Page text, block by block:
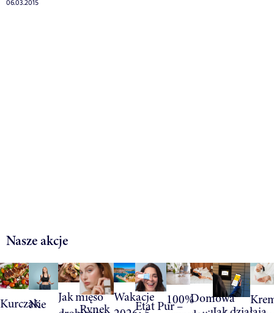
06.03.2015
Nasze akcje
Kurczak
Nie
Jak mięso
Rynek
Wakacje
Etat Pur –
100%Domowa